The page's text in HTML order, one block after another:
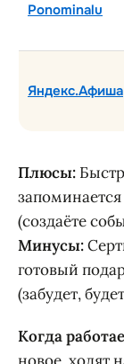
Ponominalu
Яндекс.Афиша
Плюсы:
(создаёте
Минусы:
готовый
(забудет,
Когда